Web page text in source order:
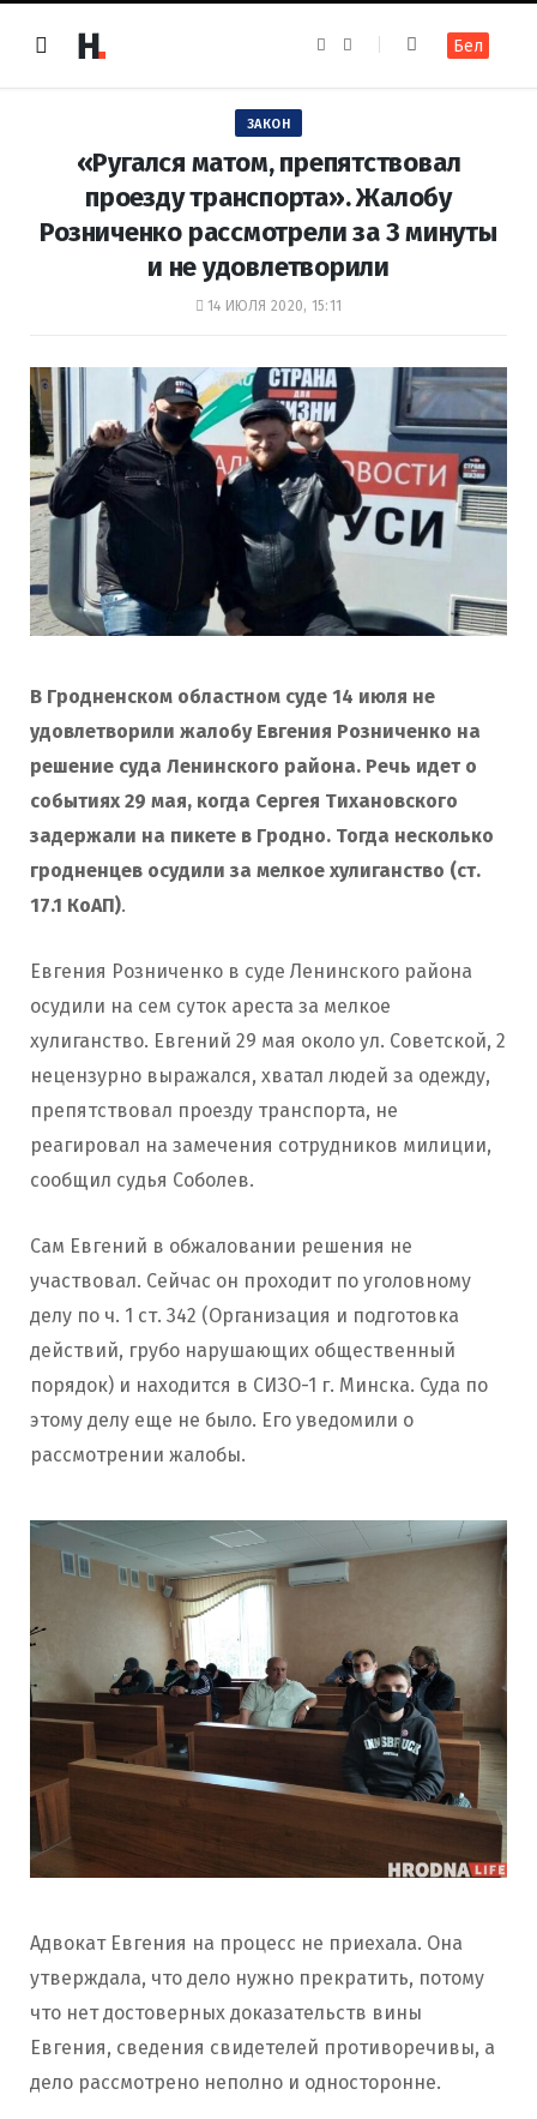
e
k
t
a
m
Бел
ЗАКОН
«Ругался матом, препятствовал
проезду транспорта». Жалобу
Розниченко рассмотрели за 3 минуты
и не удовлетворили
14 ИЮЛЯ 2020, 15:11
В Гродненском областном суде 14 июля не
удовлетворили жалобу Евгения Розниченко на
решение суда Ленинского района. Речь идет о
событиях 29 мая, когда Сергея Тихановского
задержали на пикете в Гродно. Тогда несколько
гродненцев осудили за мелкое хулиганство (ст.
17.1 КоАП).
Евгения Розниченко в суде Ленинского района
осудили на сем суток ареста за мелкое
хулиганство. Евгений 29 мая около ул. Советской, 2
нецензурно выражался, хватал людей за одежду,
препятствовал проезду транспорта, не
реагировал на замечения сотрудников милиции,
сообщил судья Соболев.
Сам Евгений в обжаловании решения не
участвовал. Сейчас он проходит по уголовному
делу по ч. 1 ст. 342 (Организация и подготовка
действий, грубо нарушающих общественный
порядок) и находится в СИЗО-1 г. Минска. Суда по
этому делу еще не было. Его уведомили о
рассмотрении жалобы.
Адвокат Евгения на процесс не приехала. Она
утверждала, что дело нужно прекратить, потому
что нет достоверных доказательств вины
Евгения, сведения свидетелей противоречивы, а
дело рассмотрено неполно и односторонне.